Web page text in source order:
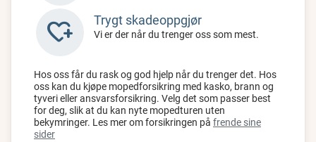
heart_plus Trygt skadeoppgjør
Vi er der når du trenger oss som mest.
Hos oss får du rask og god hjelp når du trenger det. Hos
oss kan du kjøpe mopedforsikring med kasko, brann og
tyveri eller ansvarsforsikring. Velg det som passer best
for deg, slik at du kan nyte mopedturen uten
bekymringer. Les mer om forsikringen på frende sine
sider